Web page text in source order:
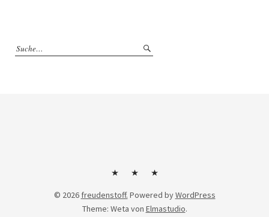
KontaktImpressumDatenschutzerklärung
© 2026 freudenstoff. Powered byWordPress
Theme: Weta von Elmastudio.